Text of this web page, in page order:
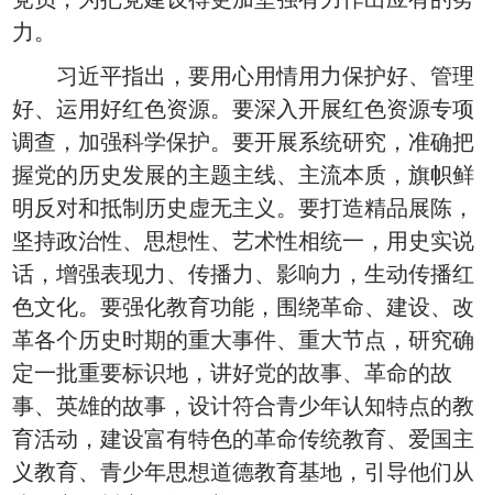
力。
习近平指出，要用心用情用力保护好、管理
好、运用好红色资源。要深入开展红色资源专项
调查，加强科学保护。要开展系统研究，准确把
握党的历史发展的主题主线、主流本质，旗帜鲜
明反对和抵制历史虚无主义。要打造精品展陈，
坚持政治性、思想性、艺术性相统一，用史实说
话，增强表现力、传播力、影响力，生动传播红
色文化。要强化教育功能，围绕革命、建设、改
革各个历史时期的重大事件、重大节点，研究确
定一批重要标识地，讲好党的故事、革命的故
事、英雄的故事，设计符合青少年认知特点的教
育活动，建设富有特色的革命传统教育、爱国主
义教育、青少年思想道德教育基地，引导他们从